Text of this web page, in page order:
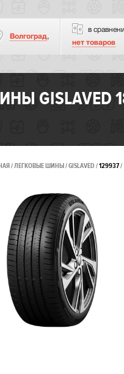
Волгоград,
в
нет товаров
GISLAVED
ЛЕГКОВЫЕ ШИНЫ GISLAVED 129937